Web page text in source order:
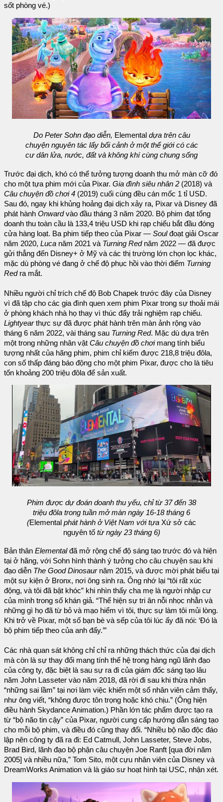
sốt phòng vé.)
Do Peter Sohn đạo diễn, Elemental dựa trên câu
chuyện nguyên tác lấy bối cảnh ở một thế giới có các
cư dân lửa, nước, đất và không khí cùng chung sống
Trước đại dịch, khó có thể tưởng tượng doanh thu mở màn cỡ đó
cho một tựa phim mới của Pixar. Gia đình siêu nhân 2 (2018) và
Câu chuyện đồ chơi 4 (2019) cuối cùng đều cán mốc 1 tỉ USD.
Sau đó, ngay khi khủng hoảng đại dịch xảy ra, Pixar và Disney đã
phát hành Onwardvào đầu tháng 3 năm 2020. Bộ phim đạt tổng
doanh thu toàn cầu là 133,4 triệu USD khi rạp chiếu bắt đầu đóng
cửa hàng loạt. Ba phim tiếp theo của Pixar — Soulđoạt giải Oscar
năm 2020, Luca năm 2021 và Turning Red năm 2022 — đã được
gửi thẳng đến Disney+ ở Mỹ và các thị trường lớn chọn lọc khác,
mặc dù phòng vé đang ở chế độ phục hồi vào thời điểm Turning
Redra mắt.
Nhiều người chỉ trích chế độ Bob Chapek trước đây của Disney
vì đã tập cho các gia đình quen xem phim Pixar trong sự thoải mái
ở phòng khách nhà họ thay vì thúc đẩy trải nghiệm rạp chiếu.
Lightyearthực sự đã được phát hành trên màn ảnh rộng vào
tháng 6 năm 2022, vài tháng sau Turning Red. Mặc dù dựa trên
một trong những nhân vật Câu chuyện đồ chơimang tính biểu
tượng nhất của hãng phim, phim chỉ kiếm được 218,8 triệu đôla,
con số thấp đáng báo động cho một phim Pixar, được cho là tiêu
tốn khoảng 200 triệu đôla để sản xuất.
Phim được dự đoán doanh thu yếu, chỉ từ 37 đến 38
triệu đôla trong tuần mở màn ngày 16-18 tháng 6
(Elemental phát hành ở Việt Nam với tựa Xứ sở các
nguyên tố từ ngày 23 tháng 6)
Bản thân Elementalđã mở rộng chế độ sáng tạo trước đó và hiện
tại ở hãng, với Sohn hình thành ý tưởng cho câu chuyện sau khi
đạo diễn The Good Dinosaurnăm 2015, và được mời phát biểu tại
một sự kiện ở Bronx, nơi ông sinh ra. Ông nhớ lại “tôi rất xúc
động, và tôi đã bật khóc” khi nhìn thấy cha mẹ là người nhập cư
của mình trong số khán giả. “Thể hiện sự tri ân nỗi nhọc nhằn và
những gì họ đã từ bỏ và mạo hiểm vì tôi, thực sự làm tôi mủi lòng.
Khi trở về Pixar, một số bạn bè và sếp của tôi lúc ấy đã nói: ‘Đó là
bộ phim tiếp theo của anh đấy.’”
Các nhà quan sát không chỉ chỉ ra những thách thức của đại dịch
mà còn là sự thay đổi mang tính thế hệ trong hàng ngũ lãnh đạo
của công ty, đặc biệt là sau sự ra đi của giám đốc sáng tạo lâu
năm John Lasseter vào năm 2018, đã rời đi sau khi thừa nhận
“những sai lầm” tại nơi làm việc khiến một số nhân viên cảm thấy,
như ông viết, “không được tôn trọng hoặc khó chịu.” (Ông hiện
điều hành Skydance Animation.) Phần lớn tác phẩm được tạo ra
từ “bộ não tin cậy” của Pixar, người cung cấp hướng dẫn sáng tạo
cho mỗi bộ phim, và điều đó cũng thay đổi. “Nhiều bộ não độc đáo
lập nên công ty đã ra đi: Ed Catmull, John Lasseter, Steve Jobs,
Brad Bird, lãnh đạo bộ phận câu chuyện Joe Ranft [qua đời năm
2005] và nhiều nữa,” Tom Sito, một cựu nhân viên của Disney và
DreamWorks Animation và là giáo sư hoạt hình tại USC, nhận xét.